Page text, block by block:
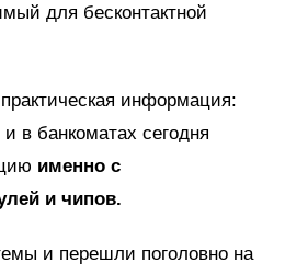
для бесконтактной
информация:
в банкоматах сегодня
именно с
и чипов.
и перешли поголовно на